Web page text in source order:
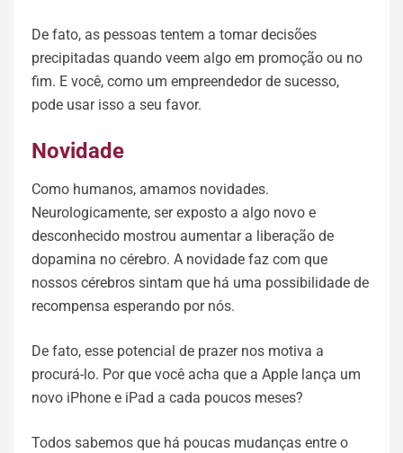
De fato, as pessoas tentem a tomar decisões
precipitadas quando veem algo em promoção ou no
fim. E você, como um empreendedor de sucesso,
pode usar isso a seu favor.
Novidade
Como humanos, amamos novidades.
Neurologicamente, ser exposto a algo novo e
desconhecido mostrou aumentar a liberação de
dopamina no cérebro. A novidade faz com que
nossos cérebros sintam que há uma possibilidade de
recompensa esperando por nós.
De fato, esse potencial de prazer nos motiva a
procurá-lo. Por que você acha que a Apple lança um
novo iPhone e iPad a cada poucos meses?
Todos sabemos que há poucas mudanças entre o